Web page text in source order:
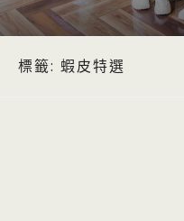
標籤: 蝦皮特選